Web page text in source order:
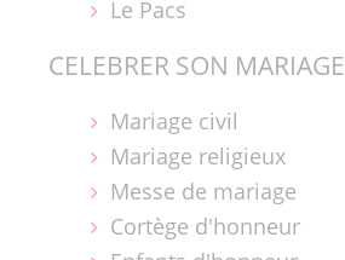
Le Pacs
CELEBRER SON MARIAGE
Mariage civil
Mariage religieux
Messe de mariage
Cortège d'honneur